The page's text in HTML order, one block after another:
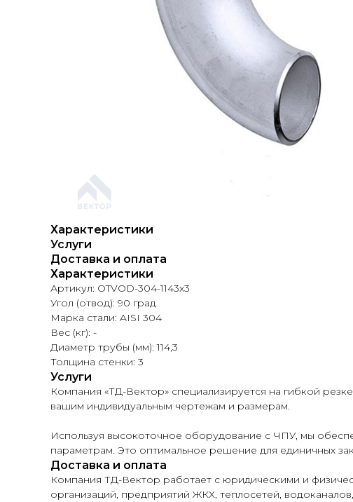
Характеристики
Услуги
Доставка и оплата
Характеристики
Артикул: OTVOD-304-1143x3
Угол (отвод): 90 град
Марка стали: AISI 304
Вес (кг): -
Диаметр трубы (мм): 114,3
Толщина стенки: 3
Услуги
Компания «ТД-Вектор» специализируется на гибкой
вашим индивидуальным чертежам и размерам.
Используя высокоточное оборудование с ЧПУ, мы
параметрам. Это оптимальное решение для единичных
Доставка и оплата
Компания ТД-Вектор работает с юридическими и
организаций, предприятий ЖКХ, теплосетей,